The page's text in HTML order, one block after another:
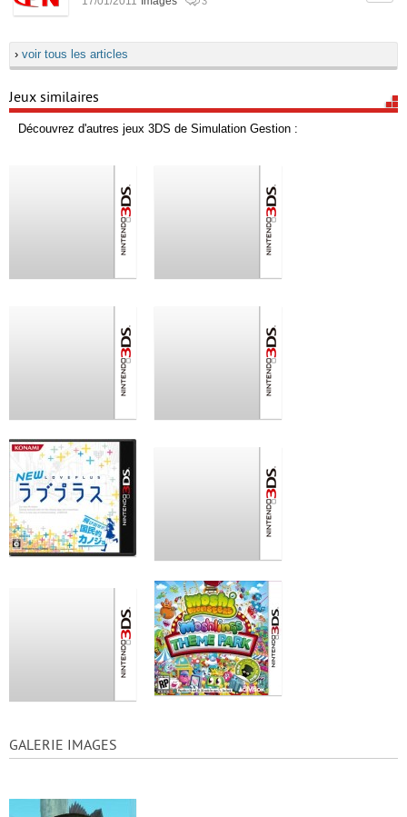
› voir tous les articles
Jeux similaires
Découvrez d'autres jeux 3DS de Simulation Gestion :
GALERIE IMAGES